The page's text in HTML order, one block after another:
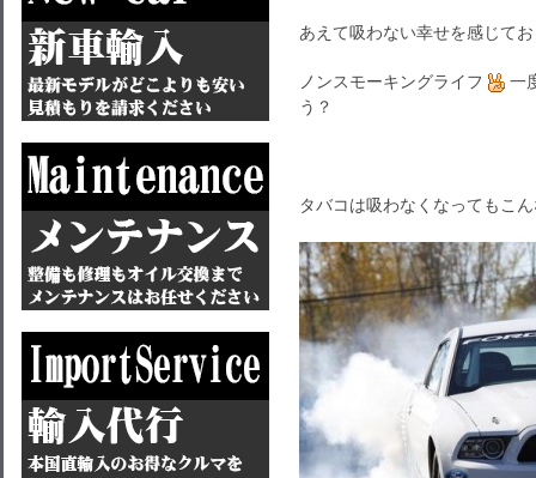
あえて吸わない幸せを感じて
ノンスモーキングライフ
一
う？
タバコは吸わなくなってもこ